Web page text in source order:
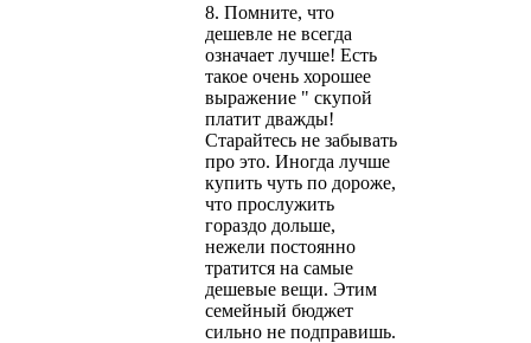
8. Помните, что
дешевле не всегда
означает лучше! Есть
такое очень хорошее
выражение " скупой
платит дважды!
Старайтесь не забывать
про это. Иногда лучше
купить чуть по дороже,
что прослужить
гораздо дольше,
нежели постоянно
тратится на самые
дешевые вещи. Этим
семейный бюджет
сильно не подправишь.